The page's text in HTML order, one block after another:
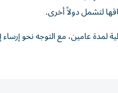
لمدة عامين، مع التوجه نحو